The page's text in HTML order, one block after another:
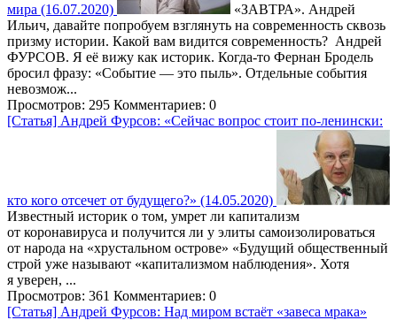
мира (16.07.2020)
«ЗАВТРА». Андрей
Ильич, давайте попробуем взглянуть на современность сквозь
призму истории. Какой вам видится современность? Андрей
ФУРСОВ. Я её вижу как историк. Когда-то Фернан Бродель
бросил фразу: «Событие — это пыль». Отдельные события
невозмож...
Просмотров: 295 Комментариев: 0
[Статья] Андрей Фурсов: «Сейчас вопрос стоит по-ленински:
кто кого отсечет от будущего?» (14.05.2020)
Известный историк о том, умрет ли капитализм
от коронавируса и получится ли у элиты самоизолироваться
от народа на «хрустальном острове» «Будущий общественный
строй уже называют «капитализмом наблюдения». Хотя
я уверен, ...
Просмотров: 361 Комментариев: 0
[Статья] Андрей Фурсов: Над миром встаёт «завеса мрака»